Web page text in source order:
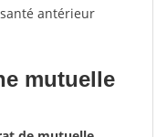
antérieur
mutuelle